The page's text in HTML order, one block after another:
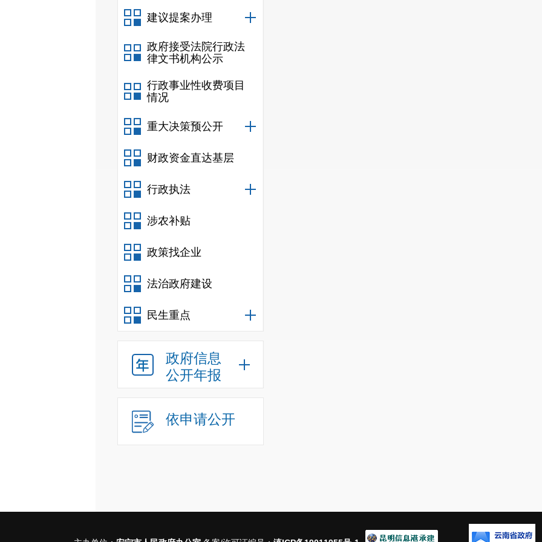
建议提案办理
政府接受法院行政法
律文书机构公示
行政事业性收费项目
情况
重大决策预公开
财政资金直达基层
行政执法
涉农补贴
政策找企业
法治政府建设
民生重点
政府信息
公开年报
依申请公开